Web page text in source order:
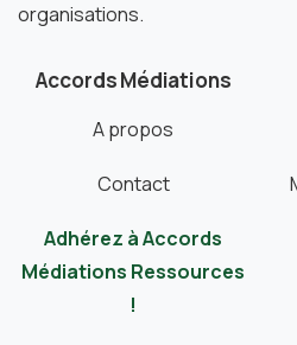
organisations.
Accords Médiations
A propos
Contact
Adhérez à Accords
Médiations Ressources
!